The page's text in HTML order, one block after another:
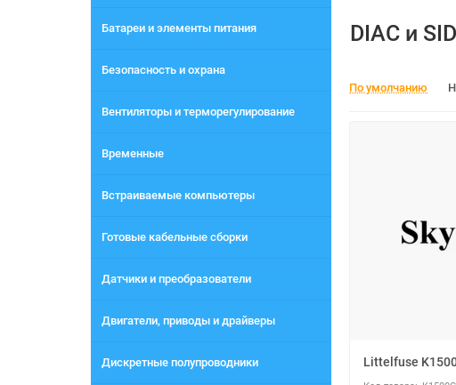
Батареи и элементы питания
Безопасность и охрана
Вентиляторы и терморегулирование
Временные
Встраиваемые компьютеры
Готовые кабельные сборки
Датчики и преобразователи
Двигатели, приводы и драйверы
Дискретные полупроводники
DIAC и
По умолчанию
Littelfuse